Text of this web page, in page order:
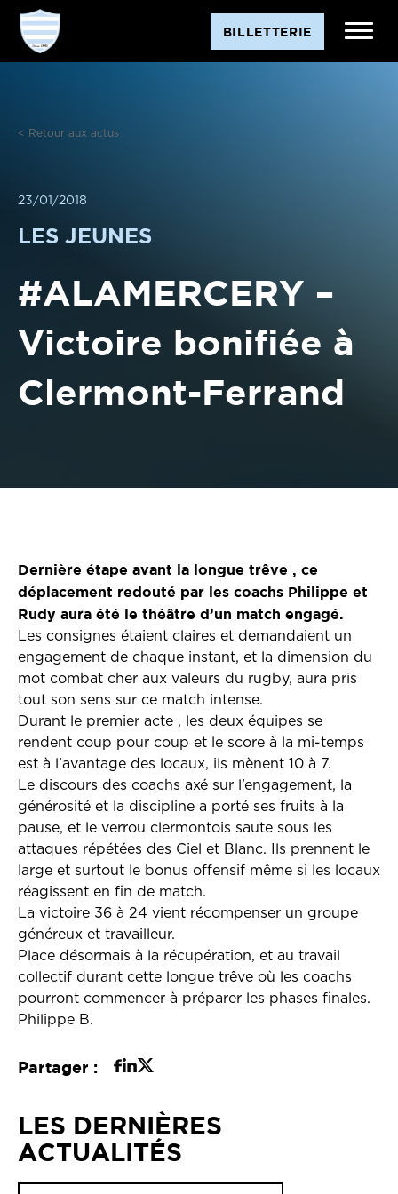
Aller
contenu
BILLETTERIE
< Retour aux actus
23/01/2018
LES JEUNES
#ALAMERCERY –
Victoire bonifiée à
Clermont-Ferrand
Dernière étape avant la longue trêve , ce
déplacement redouté par les coachs Philippe et
Rudy aura été le théâtre d’un match engagé.
Les consignes étaient claires et demandaient un
engagement de chaque instant, et la dimension du
mot combat cher aux valeurs du rugby, aura pris
tout son sens sur ce match intense.
Durant le premier acte , les deux équipes se
rendent coup pour coup et le score à la mi-temps
est à l’avantage des locaux, ils mènent 10 à 7.
Le discours des coachs axé sur l’engagement, la
générosité et la discipline a porté ses fruits à la
pause, et le verrou clermontois saute sous les
attaques répétées des Ciel et Blanc. Ils prennent le
large et surtout le bonus offensif même si les locaux
réagissent en fin de match.
La victoire 36 à 24 vient récompenser un groupe
généreux et travailleur.
Place désormais à la récupération, et au travail
collectif durant cette longue trêve où les coachs
pourront commencer à préparer les phases finales.
Philippe B.
Partager :
LES DERNIÈRES
ACTUALITÉS